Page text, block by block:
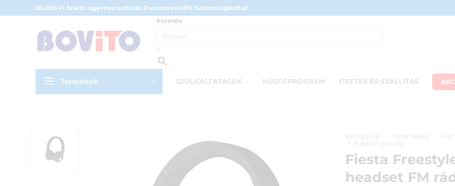
to
50.000 Ft felett ingyenes szállítás Packeta és MPL futárszolgálattal!
Keresés
×
Termékek SZOLGÁLTATÁSOK HŰSÉGPROGRAM FIZETÉS ÉS SZÁLLÍTÁS
Kezdőlap Termékek
Fejhallgatók
Fiesta
headset FM